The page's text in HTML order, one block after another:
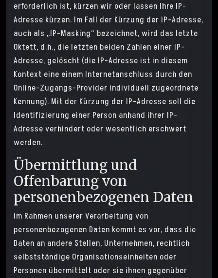
erforderlich ist, kürzen wir oder lassen Ihre IP-
Adresse kürzen. Im Fall der Kürzung der IP-Adresse,
auch als „IP-Masking“ bezeichnet, wird das letzte
Oktett, d.h., die letzten beiden Zahlen einer IP-
Adresse, gelöscht (die IP-Adresse ist in diesem
Kontext eine einem Internetanschluss durch den
Online-Zugangs-Provider individuell zugeordnete
Kennung). Mit der Kürzung der IP-Adresse soll die
Identifizierung einer Person anhand ihrer IP-
Adresse verhindert oder wesentlich erschwert
werden.
Übermittlung und
Offenbarung von
personenbezogenen Daten
Im Rahmen unserer Verarbeitung von
personenbezogenen Daten kommt es vor, dass die
Daten an andere Stellen, Unternehmen, rechtlich
selbstständige Organisationseinheiten oder
Personen übermittelt oder sie ihnen gegenüber